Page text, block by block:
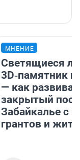
МНЕНИЕ
Светящиеся
3D‑памятник и
— как
закрытый
Забайкалье с
грантов и